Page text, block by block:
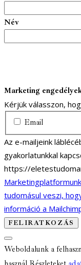
Név
Marketing
Kérjük válasszon,
Email
Az e-mailjeink
gyakorlatunkkal
https://
tudomásul veszi,
információ a
Weboldalunk a